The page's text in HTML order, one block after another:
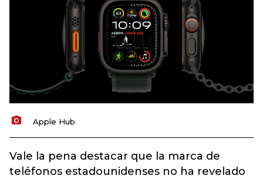
Apple Hub
Vale la pena destacar que la marca de
teléfonos estadounidenses no ha revelado